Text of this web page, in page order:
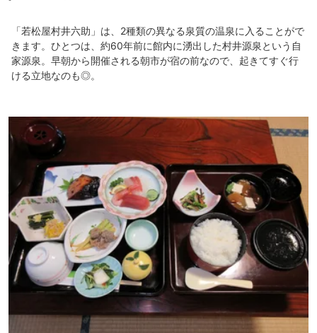
「若松屋村井六助」は、2種類の異なる泉質の温泉に入ることがで
きます。ひとつは、約60年前に館内に湧出した村井源泉という自
家源泉。早朝から開催される朝市が宿の前なので、起きてすぐ行
ける立地なのも◎。